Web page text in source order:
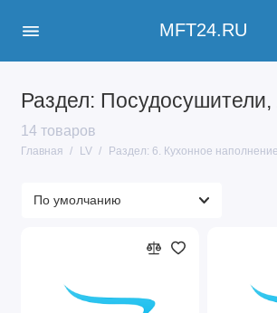
MFT24.RU
Раздел: Посудосушители,
14 товаров
Главная LV Раздел: 6. Кухонное